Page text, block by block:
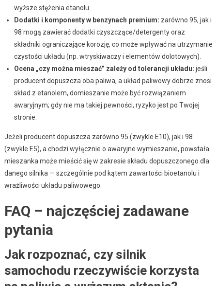
wyższe stężenia etanolu.
Dodatki i komponenty w benzynach premium: zarówno 95, jak i
98 mogą zawierać dodatki czyszczące/detergenty oraz
składniki ograniczające korozję, co może wpływać na utrzymanie
czystości układu (np. wtryskiwaczy i elementów dolotowych).
Ocena „czy można mieszać” zależy od tolerancji układu: jeśli
producent dopuszcza oba paliwa, a układ paliwowy dobrze znosi
skład z etanolem, domieszanie może być rozwiązaniem
awaryjnym; gdy nie ma takiej pewności, ryzyko jest po Twojej
stronie.
Jeżeli producent dopuszcza zarówno 95 (zwykle E10), jak i 98
(zwykle E5), a chodzi wyłącznie o awaryjne wymieszanie, powstała
mieszanka może mieścić się w zakresie składu dopuszczonego dla
danego silnika — szczególnie pod kątem zawartości bioetanolu i
wrażliwości układu paliwowego.
FAQ – najczęściej zadawane
pytania
Jak rozpoznać, czy silnik
samochodu rzeczywiście korzysta